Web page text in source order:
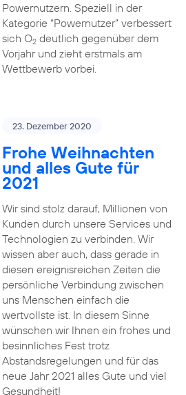
Powernutzern. Speziell in der
Kategorie “Powernutzer” verbessert
sich O2deutlich gegenüber dem
Vorjahr und zieht erstmals am
Wettbewerb vorbei.
23. Dezember 2020
Frohe Weihnachten
und alles Gute für
2021
Wir sind stolz darauf, Millionen von
Kunden durch unsere Services und
Technologien zu verbinden. Wir
wissen aber auch, dass gerade in
diesen ereignisreichen Zeiten die
persönliche Verbindung zwischen
uns Menschen einfach die
wertvollste ist. In diesem Sinne
wünschen wir Ihnen ein frohes und
besinnliches Fest trotz
Abstandsregelungen und für das
neue Jahr 2021 alles Gute und viel
Gesundheit!